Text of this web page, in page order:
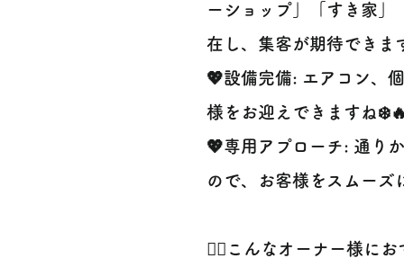
ーショップ」「すき家」
在し、集客が期待できま
💖設備完備: エアコン、
様をお迎えできますね
💖専用アプローチ: 通り
ので、お客様をスムーズ
🙋‍♀️こんなオーナー様に